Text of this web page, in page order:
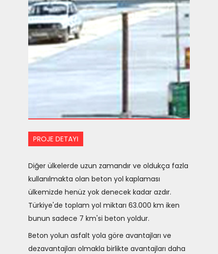
PROJE DETAYI
Diğer ülkelerde uzun zamandır ve oldukça fazla
kullanılmakta olan beton yol kaplaması
ülkemizde henüz yok denecek kadar azdır.
Türkiye'de toplam yol miktarı 63.000 km iken
bunun sadece 7 km'si beton yoldur.
Beton yolun asfalt yola göre avantajları ve
dezavantajları olmakla birlikte avantajları daha